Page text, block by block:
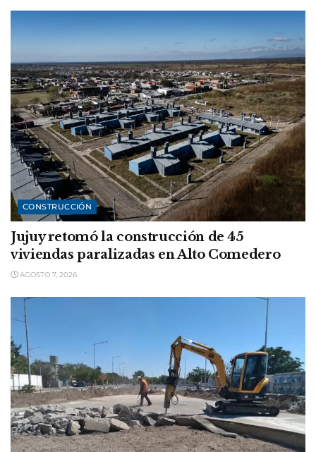
CONSTRUCCIÓN
Jujuy retomó la construcción de 45
viviendas paralizadas en Alto Comedero
AGOSTO 7, 2026